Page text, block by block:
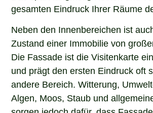
gesamten Eindruck Ihrer Räume
Neben den Innenbereichen ist
Zustand einer Immobilie von
Die Fassade ist die Visitenkarte
und prägt den ersten Eindruck oft
andere Bereich. Witterung,
Algen, Moos, Staub und